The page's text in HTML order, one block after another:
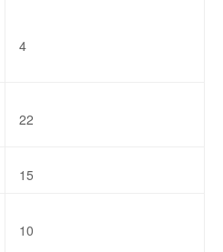
4
22
15
10